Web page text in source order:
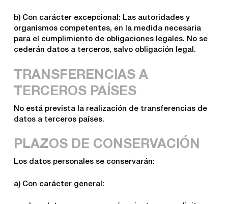
b) Con carácter excepcional: Las autoridades y
organismos competentes, en la medida necesaria
para el cumplimiento de obligaciones legales. No se
cederán datos a terceros, salvo obligación legal.
TRANSFERENCIAS A
TERCEROS PAÍSES
No está prevista la realización de transferencias de
datos a terceros países.
PLAZOS DE CONSERVACIÓN
Los datos personales se conservarán:
a) Con carácter general: